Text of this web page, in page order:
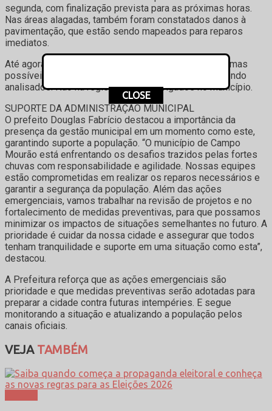
segunda, com finalização prevista para as próximas horas.
Nas áreas alagadas, também foram constatados danos à
pavimentação, que estão sendo mapeados para reparos
imediatos.
Até agora, não foram registradas quedas de árvores, mas
possíveis danos estruturais em uma escola estão sendo
analisados. Não há registro de desabrigados no município.
SUPORTE DA ADMINISTRAÇÃO MUNICIPAL
O prefeito Douglas Fabrício destacou a importância da
presença da gestão municipal em um momento como este,
garantindo suporte a população. “O município de Campo
Mourão está enfrentando os desafios trazidos pelas fortes
chuvas com responsabilidade e agilidade. Nossas equipes
estão comprometidas em realizar os reparos necessários e
garantir a segurança da população. Além das ações
emergenciais, vamos trabalhar na revisão de projetos e no
fortalecimento de medidas preventivas, para que possamos
minimizar os impactos de situações semelhantes no futuro. A
prioridade é cuidar da nossa cidade e assegurar que todos
tenham tranquilidade e suporte em uma situação como esta”,
destacou.
A Prefeitura reforça que as ações emergenciais são
prioridade e que medidas preventivas serão adotadas para
preparar a cidade contra futuras intempéries. E segue
monitorando a situação e atualizando a população pelos
canais oficiais.
VEJATAMBÉM
CLOSE